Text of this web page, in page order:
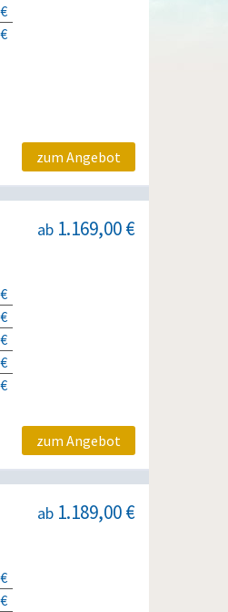
zum Angebot
ab 1.169,00 €
zum Angebot
ab 1.189,00 €